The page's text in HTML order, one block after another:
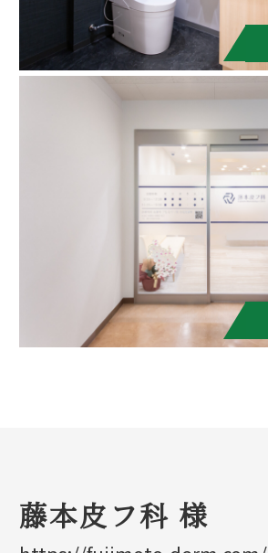
藤本皮フ科 様